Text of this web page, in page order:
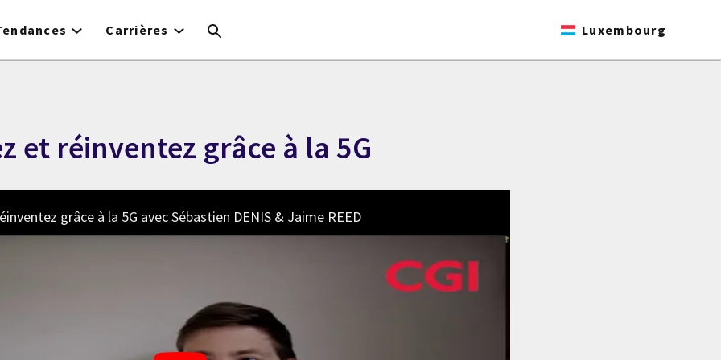
Carrières Luxembourg
et réinventez grâce à la 5G
grâce à la 5G avec Sébastien DENIS & Jaime REED